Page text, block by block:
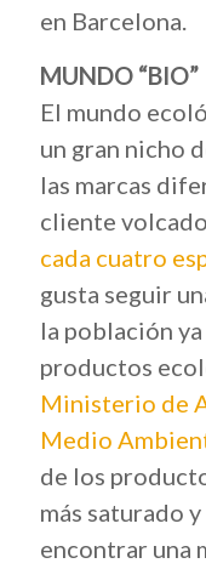
en Barcelona.
MUNDO “BIO”
El mundo
un gran nicho
las marcas
cliente
cada cuatro
gusta seguir
la población
productos
Ministerio de
Medio
de los
más saturado
encontrar una